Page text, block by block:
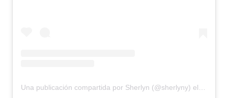
Una publicación compartida por Sherlyn (@sherlyny) el 3 de